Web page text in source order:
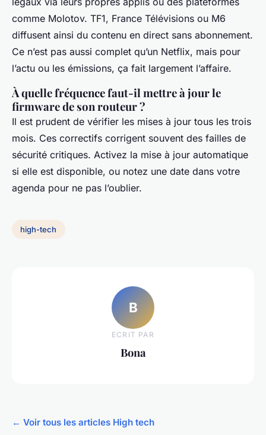
comme Molotov. TF1, France Télévisions ou M6
diffusent ainsi du contenu en direct sans abonnement.
Ce n’est pas aussi complet qu’un Netflix, mais pour
l’actu ou les émissions, ça fait largement l’affaire.
À quelle fréquence faut-il mettre à jour le
firmware de son routeur ?
Il est prudent de vérifier les mises à jour tous les trois
mois. Ces correctifs corrigent souvent des failles de
sécurité critiques. Activez la mise à jour automatique
si elle est disponible, ou notez une date dans votre
agenda pour ne pas l’oublier.
high-tech
B
ECRIT PAR
Bona
← Voir tous les articles High tech